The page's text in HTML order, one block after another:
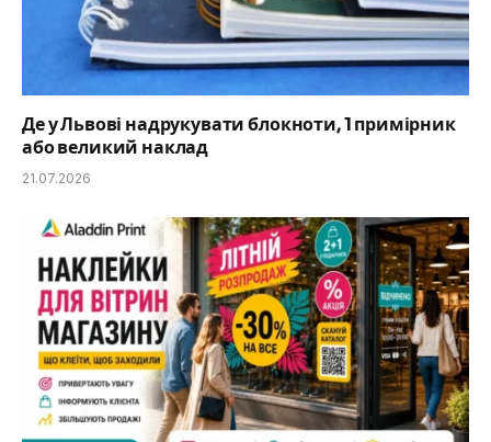
Де у Львові надрукувати блокноти, 1 примірник
або великий наклад
21.07.2026